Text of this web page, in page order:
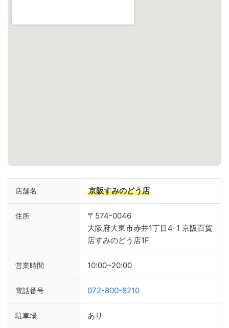
店舗名 京阪すみのどう店
住所
〒574-0046
大阪府大東市赤井1丁目4-1 京阪百貨
店すみのどう店1F
営業時間 10:00~20:00
電話番号 072-800-8210
駐車場 あり